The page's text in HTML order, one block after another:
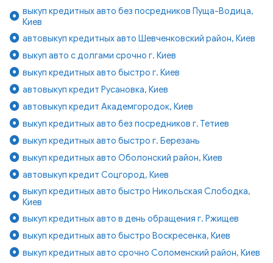
выкуп кредитных авто без посредников Пуща-Водица,
Киев
автовыкуп кредитных авто Шевченковский район, Киев
выкуп авто с долгами срочно г. Киев
выкуп кредитных авто быстро г. Киев
автовыкуп кредит Русановка, Киев
автовыкуп кредит Академгородок, Киев
выкуп кредитных авто без посредников г. Тетиев
выкуп кредитных авто быстро г. Березань
выкуп кредитных авто Оболонский район, Киев
автовыкуп кредит Соцгород, Киев
выкуп кредитных авто быстро Никольская Слободка,
Киев
выкуп кредитных авто в день обращения г. Ржищев
выкуп кредитных авто быстро Воскресенка, Киев
выкуп кредитных авто срочно Соломенский район, Киев